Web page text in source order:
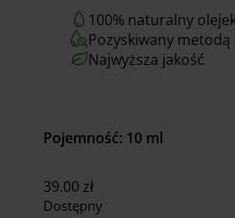
100% naturalny
Pozyskiwany
Najwyższa jakość
Pojemność: 10 ml
39.00 zł
Dostępny